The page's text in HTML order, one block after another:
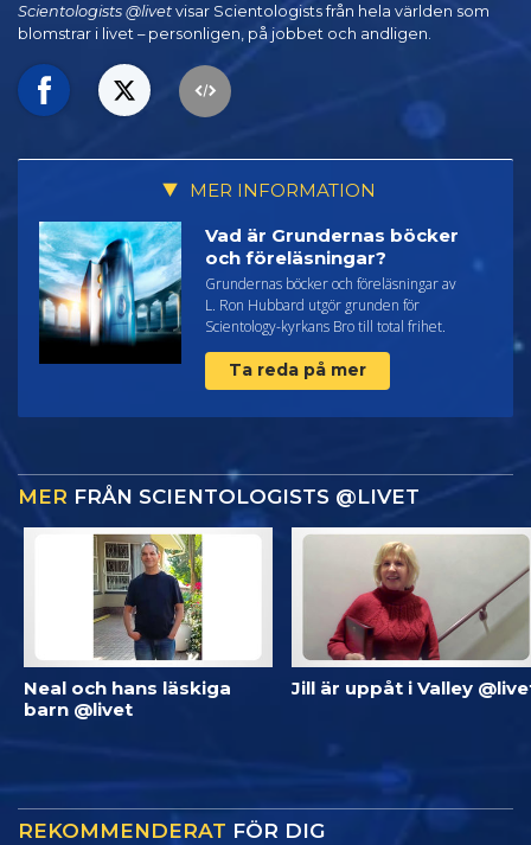
Scientologists @livet visar Scientologists från hela världen som
blomstrar i livet – personligen, på jobbet och andligen.
MER INFORMATION
Vad är Grundernas böcker
och föreläsningar?
Grundernas böcker och föreläsningar av
L. Ron Hubbard utgör grunden för
Scientology-kyrkans Bro till total frihet.
Ta reda på mer
MER FRÅN SCIENTOLOGISTS @LIVET
Neal och hans läskiga
barn @livet
Jill är uppåt i Valley
REKOMMENDERAT FÖR DIG